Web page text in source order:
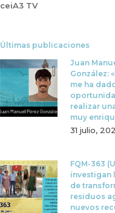
ceiA3 TV
Últimas publicaciones
Juan
González:
me ha
realizar
muy
31 julio,
FQM-363
investigan
de
residuos
nuevos